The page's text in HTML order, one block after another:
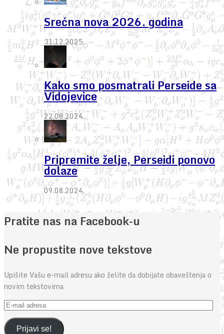
Srećna nova 2026. godina
31.12.2025.
Kako smo posmatrali Perseide sa
Vidojevice
22.08.2024.
Pripremite želje, Perseidi ponovo
dolaze
09.08.2024.
Pratite nas na Facebook-u
Ne propustite nove tekstove
Upišite Vašu e-mail adresu ako želite da dobijate obaveštenja o
novim tekstovima
E-
mail
adresaPrijavi se!